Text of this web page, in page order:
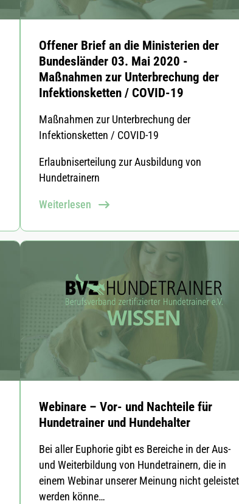
Offener Brief an die Ministerien der
Bundesländer 03. Mai 2020 -
Maßnahmen zur Unterbrechung der
Infektionsketten / COVID-19
Maßnahmen zur Unterbrechung der
Infektionsketten / COVID-19
Erlaubniserteilung zur Ausbildung von
Hundetrainern
Weiterlesen
Webinare – Vor- und Nachteile für
Hundetrainer und Hundehalter
Bei aller Euphorie gibt es Bereiche in der Aus-
und Weiterbildung von Hundetrainern, die in
einem Webinar unserer Meinung nicht geleistet
werden könne…